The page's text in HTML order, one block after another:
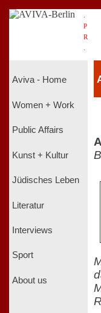
P
R
Aviva - Home
Women + Work
Public Affairs
Kunst + Kultur
Jüdisches Leben
Literatur
Interviews
Sport
About us
A